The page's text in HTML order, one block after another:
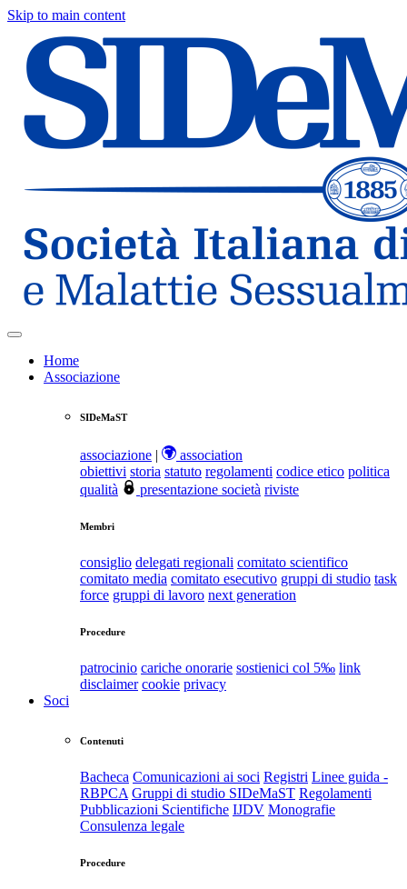
Skip to main content
Home
Associazione
SIDeMaST
associazione |
association
obiettivi storia statuto regolamenti codice etico politica
qualità
presentazione società riviste
Membri
consiglio delegati regionali comitato scientifico
comitato media comitato esecutivo gruppi di studio task
force gruppi di lavoro next generation
Procedure
patrocinio cariche onorarie sostienici col 5‰ link
disclaimer cookie privacy
Soci
Contenuti
Bacheca Comunicazioni ai soci Registri Linee guida -
RBPCA Gruppi di studio SIDeMaST Regolamenti
Pubblicazioni Scientifiche IJDV Monografie
Consulenza legale
Procedure